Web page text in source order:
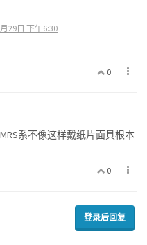
29日 下午6:30
0
系不像这样戴纸片面具根本
0
登录后回复